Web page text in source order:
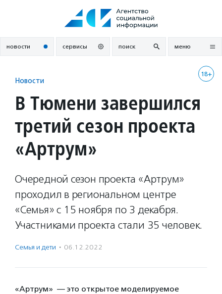
новости сервисы поиск меню
18+
Новости
В Тюмени завершился
третий сезон проекта
«Артрум»
Очередной сезон проекта «Артрум»
проходил в региональном центре
«Семья» с 15 ноября по 3 декабря.
Участниками проекта стали 35 человек.
Семья и дети · 06.12.2022
«Артрум» — это открытое моделируемое